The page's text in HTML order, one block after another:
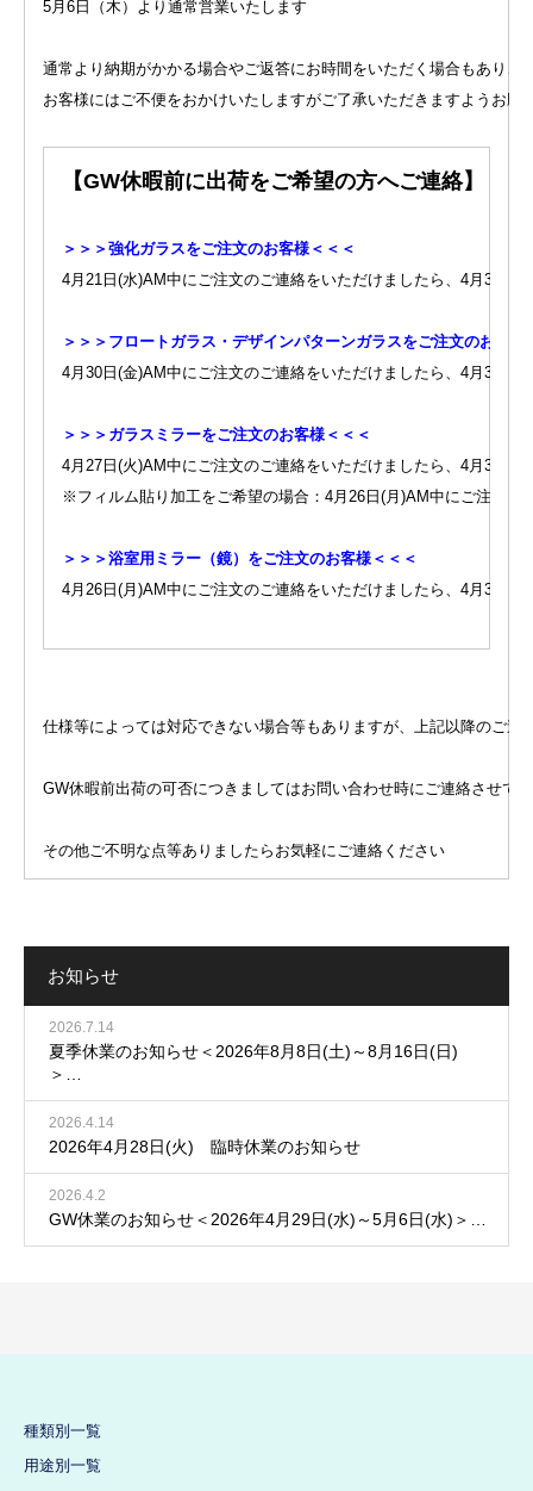
5月6日（木）より通常営業いたします
通常より納期がかかる場合やご返答にお時間をいただく場合もあり、
お客様にはご不便をおかけいたしますがご了承いただきますようお願
【GW休暇前に出荷をご希望の方へご連絡】
＞＞＞強化ガラスをご注文のお客様＜＜＜
4月21日(水)AM中にご注文のご連絡をいただけましたら、4月30日
＞＞＞フロートガラス・デザインパターンガラスをご注文のお客様
4月30日(金)AM中にご注文のご連絡をいただけましたら、4月30日
＞＞＞ガラスミラーをご注文のお客様＜＜＜
4月27日(火)AM中にご注文のご連絡をいただけましたら、4月30日
※フィルム貼り加工をご希望の場合：4月26日(月)AM中にご注文の
＞＞＞浴室用ミラー（鏡）をご注文のお客様＜＜＜
4月26日(月)AM中にご注文のご連絡をいただけましたら、4月30日
仕様等によっては対応できない場合等もありますが、上記以降のご連
GW休暇前出荷の可否につきましてはお問い合わせ時にご連絡させて
その他ご不明な点等ありましたらお気軽にご連絡ください
お知らせ
2026.7.14
夏季休業のお知らせ＜2026年8月8日(土)～8月16日(日)
＞…
2026.4.14
2026年4月28日(火) 臨時休業のお知らせ
2026.4.2
GW休業のお知らせ＜2026年4月29日(水)～5月6日(水)＞…
種類別一覧
用途別一覧